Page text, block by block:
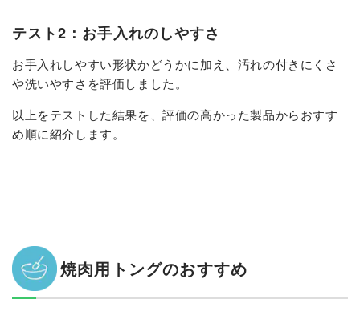
テスト2：お手入れのしやすさ
お手入れしやすい形状かどうかに加え、汚れの付きにくさ
や洗いやすさを評価しました。
以上をテストした結果を、評価の高かった製品からおすす
め順に紹介します。
焼肉用トングのおすすめ